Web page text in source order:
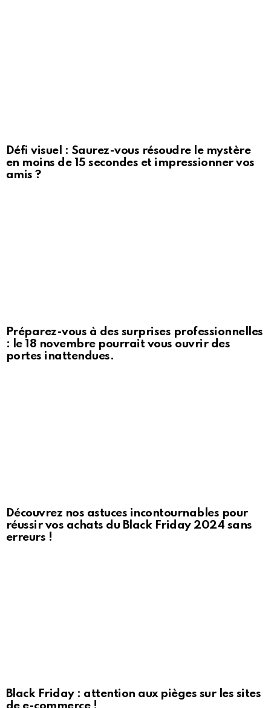
Défi visuel : Saurez-vous résoudre le mystère
en moins de 15 secondes et impressionner vos
amis ?
Préparez-vous à des surprises professionnelles
: le 18 novembre pourrait vous ouvrir des
portes inattendues.
Découvrez nos astuces incontournables pour
réussir vos achats du Black Friday 2024 sans
erreurs !
Black Friday : attention aux pièges sur les sites